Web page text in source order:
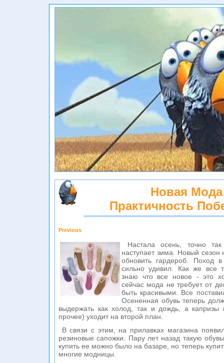
Новая
Практичность
Previous
Настала осень, точно
наступает зима. Новый сезон
обновить гардероб. Поход
сильно удивил. Как же все
знаю что все новое - это
сейчас мода не требует от
быть красивыми. Все
Осененная обувь теперь
выдержать как холод, так и дождь, а капризы
прочее) уходит на второй план.
В связи с этим, на прилавках магазина
резиновые сапожки. Пару лет назад такую
купить ее можно было на базаре, но теперь
многие модницы.